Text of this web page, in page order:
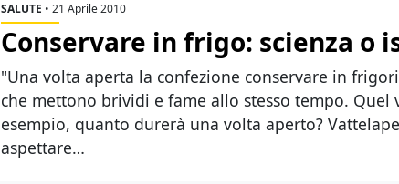
SALUTE • 21 Aprile 2010
Conservare in frigo: scienza o
"Una volta aperta la confezione conservare in
che mettono brividi e fame allo stesso tempo. Quel
esempio, quanto durerà una volta aperto?
aspettare…